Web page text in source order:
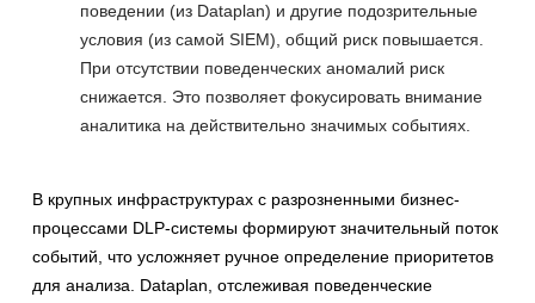
поведении (из Dataplan) и другие подозрительные
условия (из самой SIEM), общий риск повышается.
При отсутствии поведенческих аномалий риск
снижается. Это позволяет фокусировать внимание
аналитика на действительно значимых событиях.
В крупных инфраструктурах с разрозненными бизнес-
процессами DLP-системы формируют значительный поток
событий, что усложняет ручное определение приоритетов
для анализа. Dataplan, отслеживая поведенческие